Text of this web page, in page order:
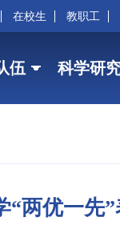
在校生 教职工
伍 科学研
“两优一先